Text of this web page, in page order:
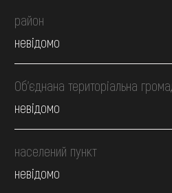
район
невідомо
Об’єднана територіальна
невідомо
населений пункт
невідомо